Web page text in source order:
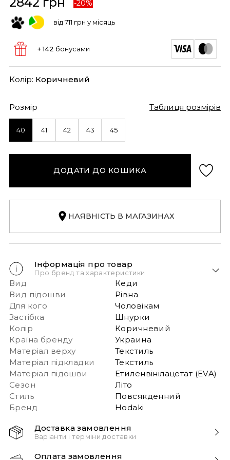
-20%
від 711 грн у місяць
+ 142 бонусами
Колір: Коричневий
Розмір Таблиця розмірів
40 41 42 43 45
ДОДАТИ ДО КОШИКА
НАЯВНІСТЬ В МАГАЗИНАХ
Інформація про товар
Про бренд та характеристики
Вид
Кеди
Вид підошви
Рівна
Для кого
Чоловікам
Застібка
Шнурки
Колір
Коричневий
Країна бренду
Украина
Матеріал верху
Текстиль
Матеріал підкладки
Текстиль
Матеріал підошви
Етиленвінілацетат (EVA)
Сезон
Літо
Стиль
Повсякденний
Бренд
Hodaki
Доставка замовлення
Варіанти і терміни доставки
моменту замовлення!
Оплата замовлення